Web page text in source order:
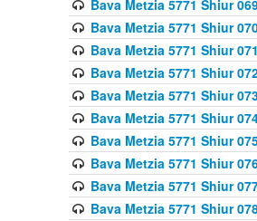
Bava Metzia 5771 Shiur
Bava Metzia 5771 Shiur
Bava Metzia 5771 Shiur
Bava Metzia 5771 Shiur
Bava Metzia 5771 Shiur
Bava Metzia 5771 Shiur
Bava Metzia 5771 Shiur
Bava Metzia 5771 Shiur
Bava Metzia 5771 Shiur
Bava Metzia 5771 Shiur